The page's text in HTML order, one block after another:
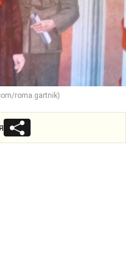
roma.gartnik)